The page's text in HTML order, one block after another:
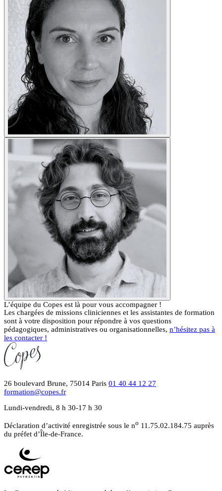
L’équipe du Copes est là pour vous accompagner !
Les chargées de missions cliniciennes et les assistantes de formation
sont à votre disposition pour répondre à vos questions
pédagogiques, administratives ou organisationnelles, n’hésitez pas à
les contacter !
26 boulevard Brune, 75014 Paris 01 40 44 12 27
formation@copes.fr
Lundi-vendredi, 8 h 30-17 h 30
Déclaration d’activité enregistrée sous le no 11.75.02.184.75 auprès
du préfet d’Île-de-France.